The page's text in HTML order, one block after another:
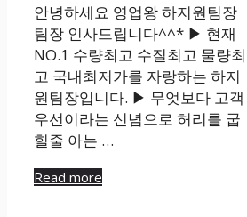
안녕하세요 영업왕 하지원팀장
팀장 인사드립니다^^* ▶ 현재
NO.1 수량최고 수질최고 물량최
고 국내최저가를 자랑하는 하지
원팀장입니다. ▶ 무엇보다 고객
우선이라는 신념으로 허리를 굽
힐줄 아는 …
Read more